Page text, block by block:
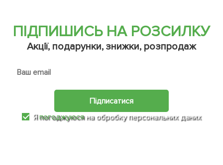
ПІДПИШИСЬ НА РОЗСИЛКУ
Акції, подарунки, знижки, розпродаж
Підписатися
Япогоджуюсяна обробку персональних даних